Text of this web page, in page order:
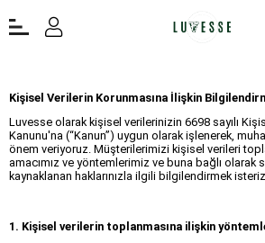
Kişisel Verilerin Korunmasına İlişkin
Luvesse olarak kişisel verilerinizin 6698 sayılı
Kanunu'na (“Kanun”) uygun olarak işlenerek,
önem veriyoruz. Müşterilerimizi kişisel verileri
amacımız ve yöntemlerimiz ve buna bağlı olarak
kaynaklanan haklarınızla ilgili bilgilendirmek
1. Kişisel verilerin toplanmasına ilişkin